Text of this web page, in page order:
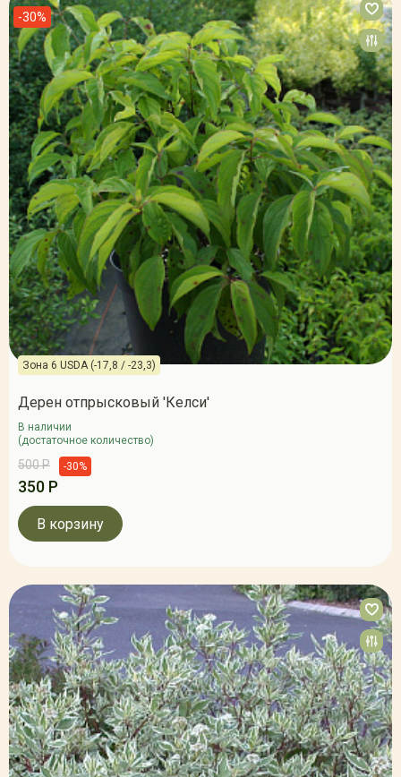
-30%
Зона 6 USDA (-17,8 / -23,3)
Дерен отпрысковый 'Келси'
В наличии
(достаточное количество)
500 Р -30%
350 Р
В корзину